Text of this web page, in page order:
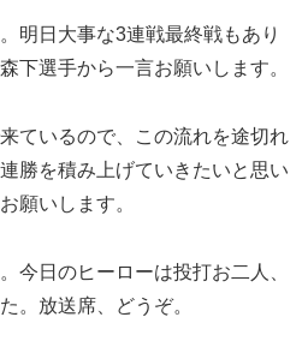
明日大事な3連戦最終戦もあり
下選手から一言お願いします。
ているので、この流れを途切れ
勝を積み上げていきたいと思い
願いします。
今日のヒーローは投打お二人、
。放送席、どうぞ。